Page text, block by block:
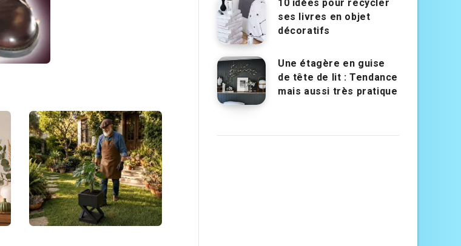
10 idées pour recycler
ses livres en objet
décoratifs
Une étagère en guise
de tête de lit : Tendance
mais aussi très pratique